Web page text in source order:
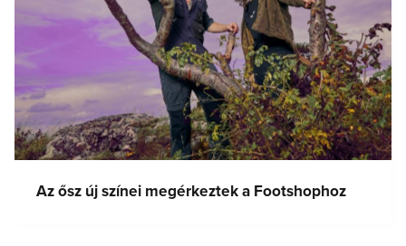
Az ősz új színei megérkeztek a Footshophoz